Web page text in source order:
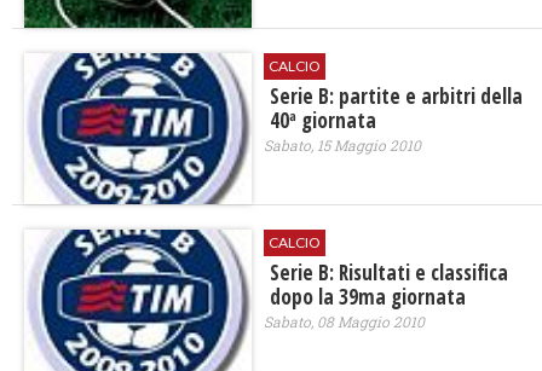
CALCIO
Serie B: partite e arbitri della
40ª giornata
Sabato, 15 Maggio 2010
CALCIO
Serie B: Risultati e classifica
dopo la 39ma giornata
Sabato, 08 Maggio 2010